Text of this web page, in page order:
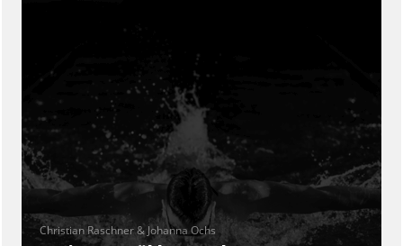
Christian Raschner & Johanna Ochs